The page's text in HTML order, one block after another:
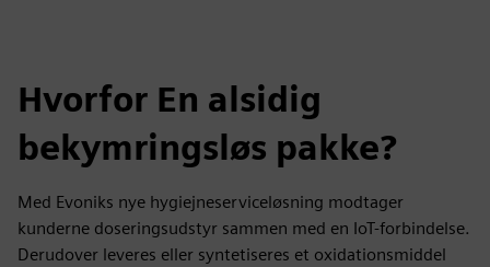
Hvorfor En alsidig
bekymringsløs pakke?
Med Evoniks nye hygiejneserviceløsning modtager
kunderne doseringsudstyr sammen med en IoT-forbindelse.
Derudover leveres eller syntetiseres et oxidationsmiddel